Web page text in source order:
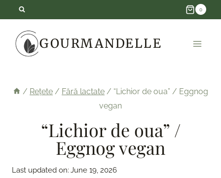
content
0
GOURMANDELLE
/ Rețete / Fără lactate / “Lichior de oua” / Eggnog
vegan
“Lichior de oua” /
Eggnog vegan
Last updated on: June 19, 2026